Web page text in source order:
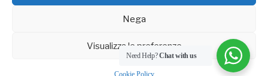
Nega
Visualizza le preferenze
Cookie Policy
PRIVACY POLICY-COOKIE POLICY-CREDITS
Need Help?Chat with us